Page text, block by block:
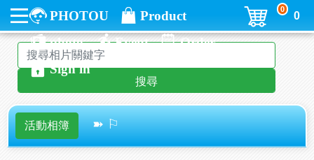
PHOTOU
Product
photo
Event
Order
Sign in
0
0
搜尋
活動相簿 ➽ ⚐